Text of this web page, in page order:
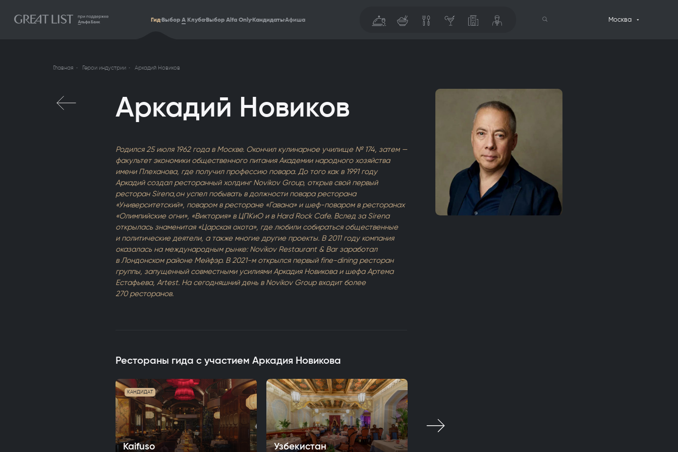
ГидВыбор АКлубаВыбор Alfa OnlyКандидатыАфиша Москва
Главная Герои индустрии Аркадий Новиков
Аркадий Новиков
Родился 25 июля 1962 года в Москве. Окончил кулинарное училище № 174, затем —
факультет экономики общественного питания Академии народного хозяйства
имени Плеханова, где получил профессию повара. До того как в 1991 году
Аркадий создал ресторанный холдинг Novikov Group, открыв свой первый
ресторан Sirena,он успел побывать в должности повара ресторана
«Университетский», поваром в ресторане «Гавана» и шеф-поваром в ресторанах
«Олимпийские огни», «Виктория» в ЦПКиО и в Hard Rock Cafe. Вслед за Sirena
открылась знаменитая «Царская охота», где любили собираться общественные
и политические деятели, а также многие другие проекты. В 2011 году компания
оказалась на международным рынке: Novikov Restaurant & Bar заработал
в Лондонском районе Мейфэр. В 2021-м открылся первый fine-dining ресторан
группы, запущенный совместными усилиями Аркадия Новикова и шефа Артема
Естафьева, Artest. На сегодняшний день в Novikov Group входит более
270 ресторанов.
Рестораны гида с участием Аркадия Новикова
КАНДИДАТ
Kaifuso Узбекистан